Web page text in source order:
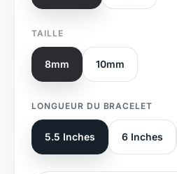
TAILLE
8mm 10mm
LONGUEUR DU BRACELET
5.5 Inches 6 Inches